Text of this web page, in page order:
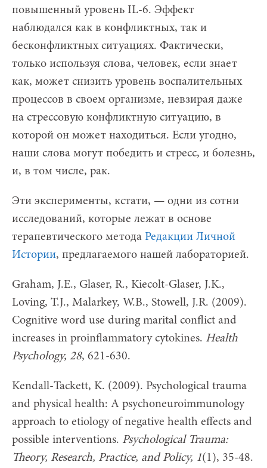
повышенный уровень IL-6. Эффект
наблюдался как в конфликтных, так и
бесконфликтных ситуациях. Фактически,
только используя слова, человек, если знает
как, может снизить уровень воспалительных
процессов в своем организме, невзирая даже
на стрессовую конфликтную ситуацию, в
которой он может находиться. Если угодно,
наши слова могут победить и стресс, и болезнь,
и, в том числе, рак.
Эти эксперименты, кстати, — одни из сотни
исследований, которые лежат в основе
терапевтического метода Редакции Личной
Истории, предлагаемого нашей лабораторией.
Graham, J.E., Glaser, R., Kiecolt-Glaser, J.K.,
Loving, T.J., Malarkey, W.B., Stowell, J.R. (2009).
Cognitive word use during marital conflict and
increases in proinflammatory cytokines. Health
Psychology, 28, 621-630.
Kendall-Tackett, K. (2009). Psychological trauma
and physical health: A psychoneuroimmunology
approach to etiology of negative health effects and
possible interventions. Psychological Trauma:
Theory, Research, Practice, and Policy, 1(1), 35-48.